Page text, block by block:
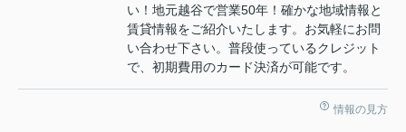
い！地元越谷で営業50年！確かな地域情報と
賃貸情報をご紹介いたします。お気軽にお問
い合わせ下さい。普段使っているクレジット
で、初期費用のカード決済が可能です。
情報の見方